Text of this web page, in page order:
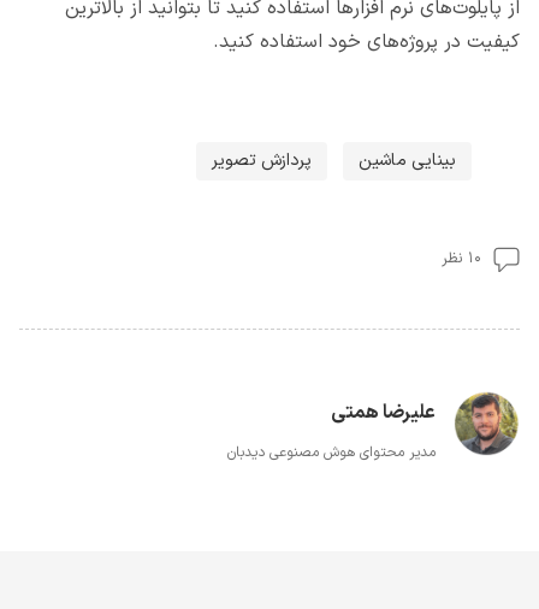
از پایلوت‌های نرم افزارها استفاده کنید تا بتوانید از بالاترین
کیفیت در پروژه‌های خود استفاده کنید.
بینایی ماشین پردازش تصویر
۱۰ نظر
علیرضا همتی
مدیر محتوای هوش مصنوعی دیدبان